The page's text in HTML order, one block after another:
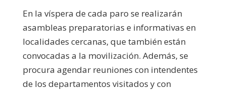
En la víspera de cada paro se realizarán
asambleas preparatorias e informativas en
localidades cercanas, que también están
convocadas a la movilización. Además, se
procura agendar reuniones con intendentes
de los departamentos visitados y con